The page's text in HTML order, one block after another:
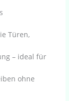
Türen,
– ideal für
ohne